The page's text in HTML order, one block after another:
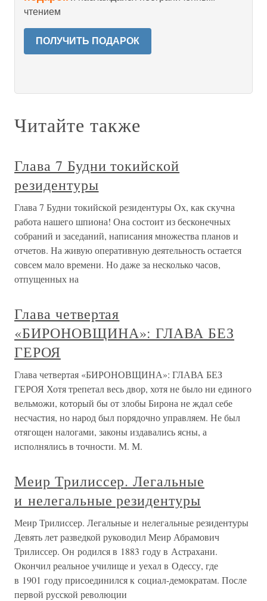
чтением
ПОЛУЧИТЬ ПОДАРОК
Читайте также
Глава 7 Будни токийской
резидентуры
Глава 7 Будни токийской резидентуры Ох, как скучна
работа нашего шпиона! Она состоит из бесконечных
собраний и заседаний, написания множества планов и
отчетов. На живую оперативную деятельность остается
совсем мало времени. Но даже за несколько часов,
отпущенных на
Глава четвертая
«БИРОНОВЩИНА»: ГЛАВА БЕЗ
ГЕРОЯ
Глава четвертая «БИРОНОВЩИНА»: ГЛАВА БЕЗ
ГЕРОЯ Хотя трепетал весь двор, хотя не было ни единого
вельможи, который бы от злобы Бирона не ждал себе
несчастия, но народ был порядочно управляем. Не был
отягощен налогами, законы издавались ясны, а
исполнялись в точности. М. М.
Меир Трилиссер. Легальные
и нелегальные резидентуры
Меир Трилиссер. Легальные и нелегальные резидентуры
Девять лет разведкой руководил Меир Абрамович
Трилиссер. Он родился в 1883 году в Астрахани.
Окончил реальное училище и уехал в Одессу, где
в 1901 году присоединился к социал-демократам. После
первой русской революции